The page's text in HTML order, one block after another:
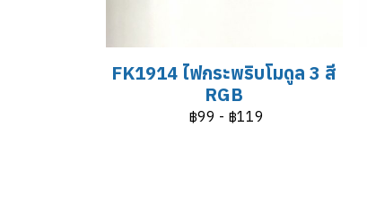
FK1914 ไฟกระพริบโมดูล 3 สี
RGB
฿99 - ฿119